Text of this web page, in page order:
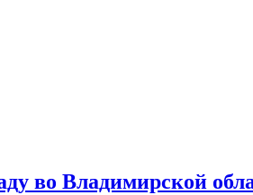
во Владимирской